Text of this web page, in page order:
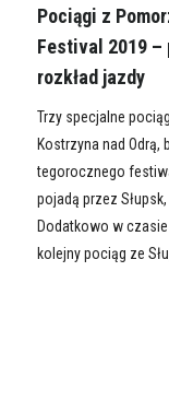
Pociągi z
Festival 2019 –
rozkład jazdy
Trzy specjalne
Kostrzyna nad
tegorocznego
pojadą przez
Dodatkowo w
kolejny pociąg ze